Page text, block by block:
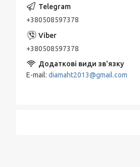
+380508597378
+380508597378
E-mail diamaht2013@gmail.com